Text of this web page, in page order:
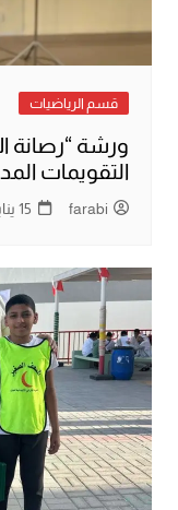
قسم الرياضيات
ورشة “رصانة
التقويمات
farabi 15 يناير، 2026